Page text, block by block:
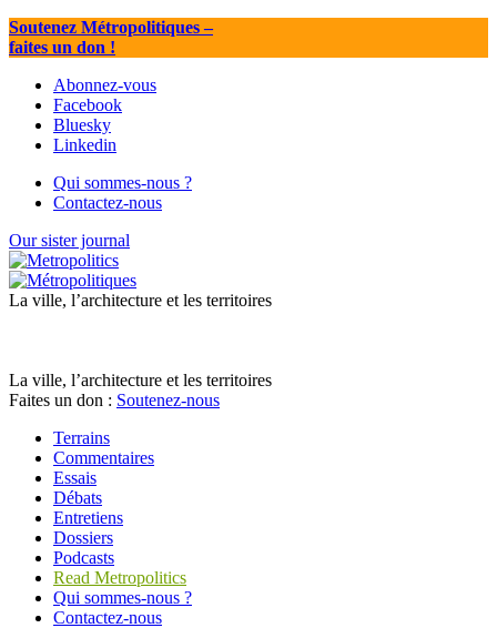
Soutenez Métropolitiques–
faites un don !
Abonnez-vous
Facebook
Bluesky
Linkedin
Qui sommes-nous ?
Contactez-nous
Our sister journal
La ville, l’architecture et les territoires
La ville, l’architecture et les territoires
Faites un don : Soutenez-nous
Terrains
Commentaires
Essais
Débats
Entretiens
Dossiers
Podcasts
Read Metropolitics
Qui sommes-nous ?
Contactez-nous